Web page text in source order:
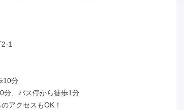
1
10分
分、バス停から徒歩1分
アクセスもOK！